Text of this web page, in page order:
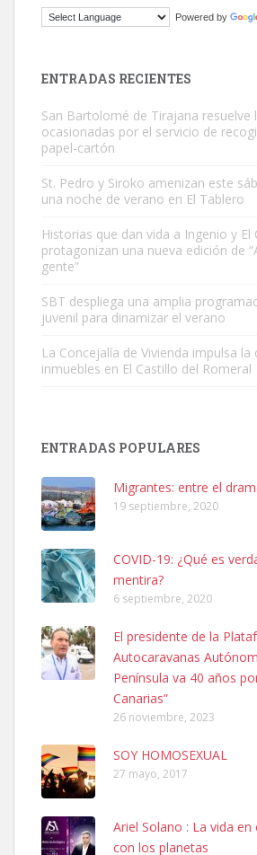
Este gato macho ha aparecido en la calle
Busco adopción responsable para mi perra.
hembra, 4 años. Por motivos personales ...
Leales.org » Gran Canaria
Leales.org » Gran Canaria
Ninfa perdida
El día 5 se los perdió una ninfa papillera,
calle, se perdió por la zon...
Leales.org » Gran Canaria
6.7.2025
Adopcion
Powered by
ENTRADAS RECIENTES
San Bartolomé de Tirajana resuelve
ocasionadas por el servicio de
papel-cartón
St. Pedro y Siroko amenizan este
una noche de verano en El Tablero
Historias que dan vida a Ingenio y El
protagonizan una nueva edición de
gente”
SBT despliega una amplia
juvenil para dinamizar el verano
La Concejalía de Vivienda impulsa la
inmuebles en El Castillo del Romeral
ENTRADAS POPULARES
Migrantes: entre el
19 septiembre, 2020
COVID-19: ¿Qué es
mentira?
6 septiembre, 2020
El presidente de la
Autocaravanas
Península va 40 años
Canarias”
26 noviembre, 2023
SOY HOMOSEXUAL
27 mayo, 2017
Ariel Solano : La vida
con los planetas